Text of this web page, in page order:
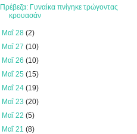
Πρέβεζα: Γυναίκα πνίγηκε τρώγοντας
κρουασάν
Μαΐ 28 (2)
Μαΐ 27 (10)
Μαΐ 26 (10)
Μαΐ 25 (15)
Μαΐ 24 (19)
Μαΐ 23 (20)
Μαΐ 22 (5)
Μαΐ 21 (8)